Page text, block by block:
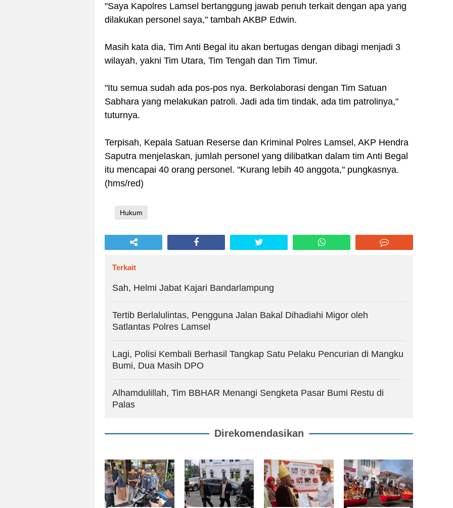
"Saya Kapolres Lamsel bertanggung jawab penuh terkait dengan apa yang
dilakukan personel saya," tambah AKBP Edwin.
Masih kata dia, Tim Anti Begal itu akan bertugas dengan dibagi menjadi 3
wilayah, yakni Tim Utara, Tim Tengah dan Tim Timur.
"Itu semua sudah ada pos-pos nya. Berkolaborasi dengan Tim Satuan
Sabhara yang melakukan patroli. Jadi ada tim tindak, ada tim patrolinya,"
tuturnya.
Terpisah, Kepala Satuan Reserse dan Kriminal Polres Lamsel, AKP Hendra
Saputra menjelaskan, jumlah personel yang dilibatkan dalam tim Anti Begal
itu mencapai 40 orang personel. "Kurang lebih 40 anggota," pungkasnya.
(hms/red)
Hukum
Terkait
Sah, Helmi Jabat Kajari Bandarlampung
Tertib Berlalulintas, Pengguna Jalan Bakal Dihadiahi Migor oleh
Satlantas Polres Lamsel
Lagi, Polisi Kembali Berhasil Tangkap Satu Pelaku Pencurian di Mangku
Bumi, Dua Masih DPO
Alhamdulillah, Tim BBHAR Menangi Sengketa Pasar Bumi Restu di
Palas
Direkomendasikan